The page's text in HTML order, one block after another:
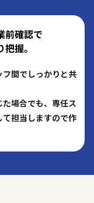
前確認で
握。
間でしっかりと共
場合でも、専任ス
担当しますので作